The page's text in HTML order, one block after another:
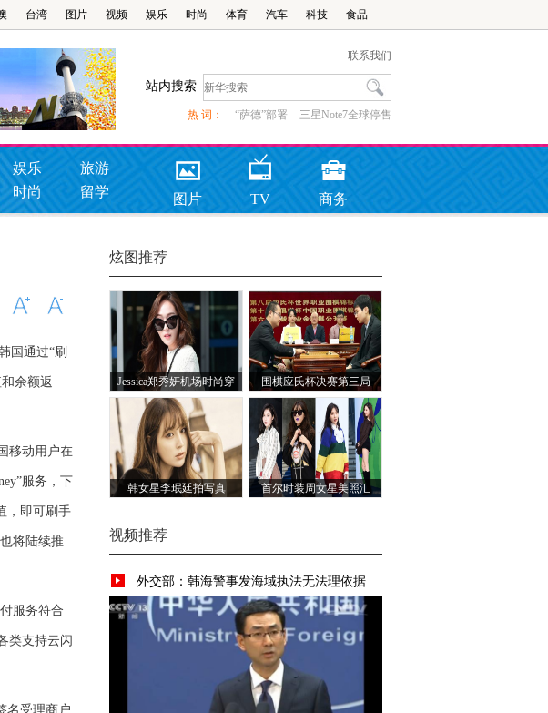
台湾 图片 视频 娱乐 时尚 体育 汽车 科技 食品
联系我们
站内搜索
热 词： “萨德”部署 三星Note7全球停售
娱乐
旅游
时尚
留学 图片 TV 商务
炫图推荐
Jessica郑秀妍机场时尚穿
搭
围棋应氏杯决赛第三局
韩女星李珉廷拍写真
首尔时装周女星美照汇
视频推荐
外交部：韩海警事发海域执法无法理依据
国通过“刷
余额返
移动用户在
服务，下
，即可刷手
将陆续推
服务符合
类支持云闪
名受理商户